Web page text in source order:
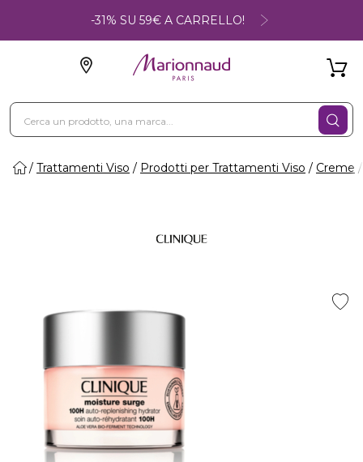
-31% SU 59€ A CARRELLO!
Trattamenti Viso Prodotti per Trattamenti Viso Creme